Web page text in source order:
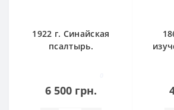
1922 г. Синайская
псалтырь.
6 500 грн.